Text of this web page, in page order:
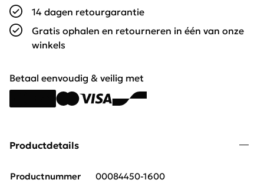
14 dagen retourgarantie
Gratis ophalen en retourneren in één van onze
winkels
Betaal eenvoudig & veilig met
Productdetails
Productnummer
00084450-1600